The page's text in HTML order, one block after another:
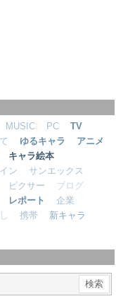
MUSIC PC
TV
ゆるキャラ
アニメ
キャラ絵本
ン
サンエックス
ピクサー
ブログ
レポート
企業
携帯
新キャラ